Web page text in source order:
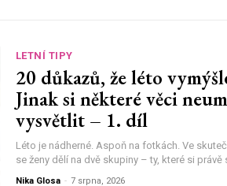
LETNÍ TIPY
20 důkazů, že léto
Jinak si některé věci
vysvětlit – 1. díl
Léto je nádherné. Aspoň na fotkách. Ve
se ženy dělí na dvě skupiny – ty, které si právě
Nika Glosa - 7 srpna, 2026